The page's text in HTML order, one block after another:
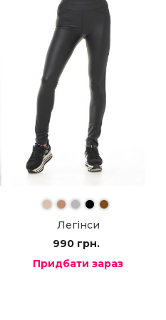
Легінси
990 грн.
Придбати зараз